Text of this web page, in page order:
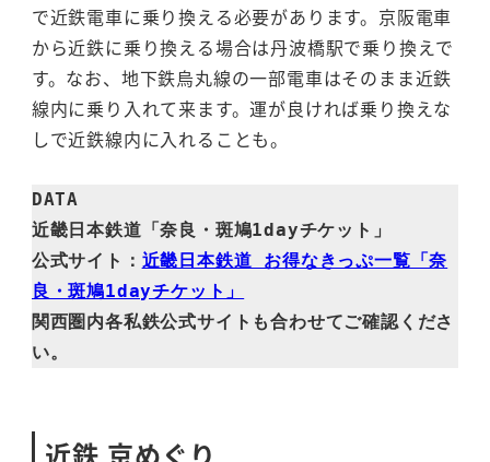
で近鉄電車に乗り換える必要があります。京阪電車
から近鉄に乗り換える場合は丹波橋駅で乗り換えで
す。なお、地下鉄烏丸線の一部電車はそのまま近鉄
線内に乗り入れて来ます。運が良ければ乗り換えな
しで近鉄線内に入れることも。
DATA
近畿日本鉄道「奈良・斑鳩1dayチケット」
公式サイト： 近畿日本鉄道 お得なきっぷ一覧「奈
良・斑鳩1dayチケット」
関西圏内各私鉄公式サイトも合わせてご確認くださ
い。
近鉄 京めぐり